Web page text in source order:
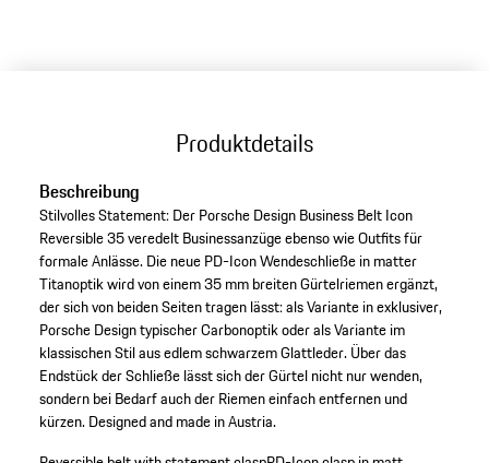
Produktdetails
Beschreibung
Stilvolles Statement: Der Porsche Design Business Belt Icon
Reversible 35 veredelt Businessanzüge ebenso wie Outfits für
formale Anlässe. Die neue PD-Icon Wendeschließe in matter
Titanoptik wird von einem 35 mm breiten Gürtelriemen ergänzt,
der sich von beiden Seiten tragen lässt: als Variante in exklusiver,
Porsche Design typischer Carbonoptik oder als Variante im
klassischen Stil aus edlem schwarzem Glattleder. Über das
Endstück der Schließe lässt sich der Gürtel nicht nur wenden,
sondern bei Bedarf auch der Riemen einfach entfernen und
kürzen. Designed and made in Austria.